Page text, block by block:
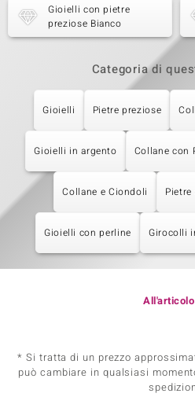
Gioielli con pietre
preziose Bianco
Categoria di
Gioielli Pietre preziose
Gioielli in argento Collane con
Collane e Ciondoli
Gioielli con perline Girocolli
All'articolo
* Si tratta di un prezzo
può cambiare in qualsiasi